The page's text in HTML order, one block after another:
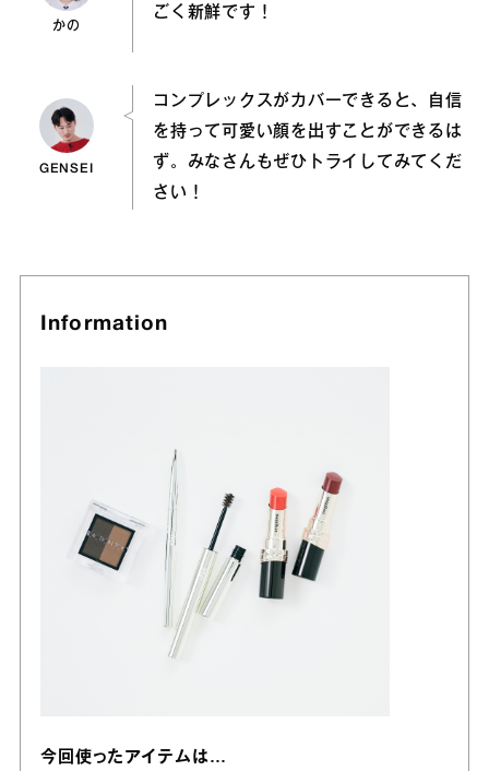
かの
ごく新鮮です！
GENSEI
コンプレックスがカバーできると、自信
を持って可愛い顔を出すことができるは
ず。みなさんもぜひトライしてみてくだ
さい！
Information
今回使ったアイテムは…